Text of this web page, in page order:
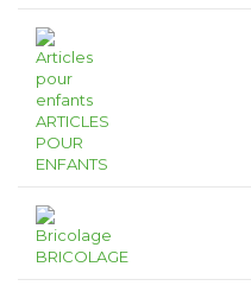
ARTICLES
POUR
ENFANTS
BRICOLAGE